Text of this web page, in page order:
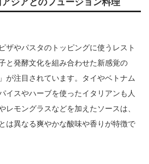
ザやパスタのトッピングに使うレスト
と発酵文化を組み合わせた新感覚の
が注目されています。タイやベトナム
イスやハーブを使ったイタリアンも人
レモングラスなどを加えたソースは、
は異なる爽やかな酸味や香りが特徴で